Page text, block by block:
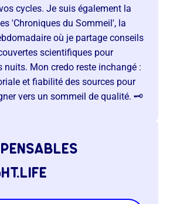
cycles. Je suis également la
'Chroniques du Sommeil', la
où je partage conseils
scientifiques pour
nuits. Mon credo reste inchangé :
et fiabilité des sources pour
vers un sommeil de qualité. 🗝️